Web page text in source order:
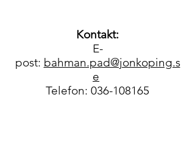
Kontakt:
E-
post: bahman.pad@jonkoping.s
e
Telefon: 036-108165